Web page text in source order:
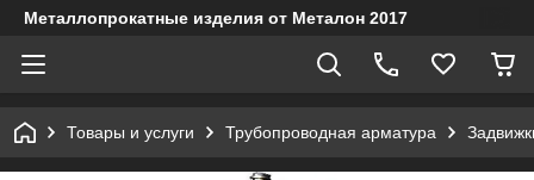
Металлопрокатные изделия от Металон 2017
Товары и услуги Трубопроводная арматура